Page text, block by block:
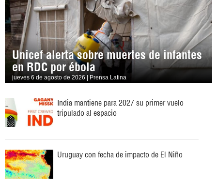
Unicef alerta sobre muertes de infantes
en RDC por ébola
jueves 6 de agosto de 2026 | Prensa Latina
India mantiene para 2027 su primer vuelo
tripulado al espacio
Uruguay con fecha de impacto de El Niño